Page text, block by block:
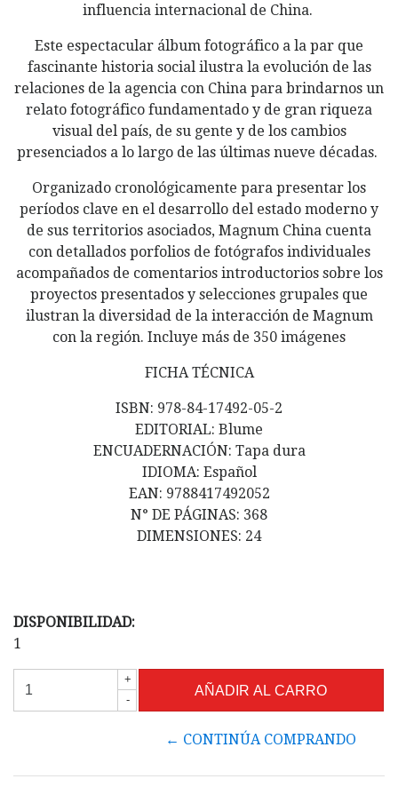
influencia internacional de China.
Este espectacular álbum fotográfico a la par que
fascinante historia social ilustra la evolución de las
relaciones de la agencia con China para brindarnos un
relato fotográfico fundamentado y de gran riqueza
visual del país, de su gente y de los cambios
presenciados a lo largo de las últimas nueve décadas.
Organizado cronológicamente para presentar los
períodos clave en el desarrollo del estado moderno y
de sus territorios asociados, Magnum China cuenta
con detallados porfolios de fotógrafos individuales
acompañados de comentarios introductorios sobre los
proyectos presentados y selecciones grupales que
ilustran la diversidad de la interacción de Magnum
con la región. Incluye más de 350 imágenes
FICHA TÉCNICA
ISBN: 978-84-17492-05-2
EDITORIAL: Blume
ENCUADERNACIÓN: Tapa dura
IDIOMA: Español
EAN: 9788417492052
N° DE PÁGINAS: 368
DIMENSIONES: 24
DISPONIBILIDAD:
1
+
-
← CONTINÚA COMPRANDO